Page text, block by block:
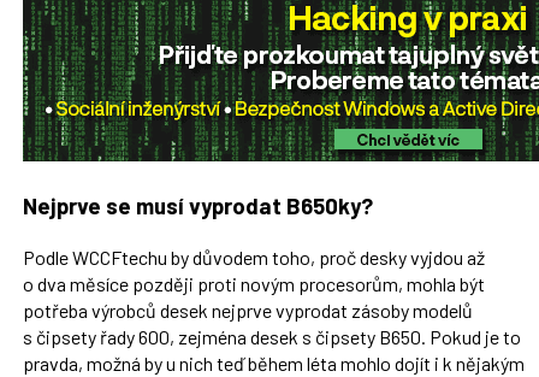
Nejprve se musí vyprodat B650ky?
Podle WCCFtechu by důvodem toho, proč desky vyjdou až
o dva měsíce později proti novým procesorům, mohla být
potřeba výrobců desek nejprve vyprodat zásoby modelů
s čipsety řady 600, zejména desek s čipsety B650. Pokud je to
pravda, možná by u nich teď během léta mohlo dojít i k nějakým